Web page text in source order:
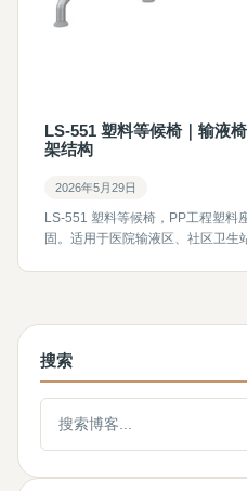
LS-551 塑料等候椅｜输液
架结构
2026年5月29日
LS-551 塑料等候椅，PP工程塑料
固。适用于医院输液区、社区卫生
搜索